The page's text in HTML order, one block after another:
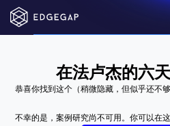
在法卢杰的六
恭喜你找到这个（稍微隐藏，但似乎还不
不幸的是，案例研究尚不可用。你可以在